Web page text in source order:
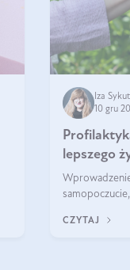
Iza Sykut
10 gru
lepszego
CZYTAJ